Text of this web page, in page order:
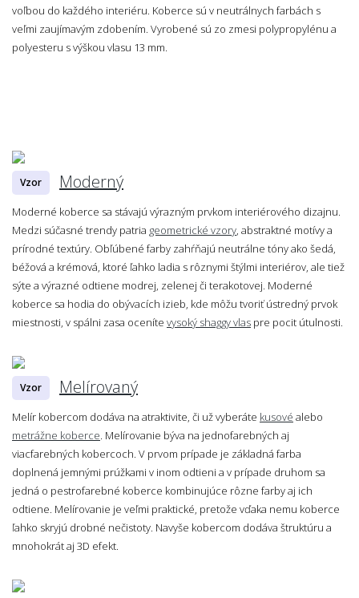
voľbou do každého interiéru. Koberce sú v neutrálnych farbách s
veľmi zaujímavým zdobením. Vyrobené sú zo zmesi polypropylénu a
polyesteru s výškou vlasu 13 mm.
Vzor Moderný
Moderné koberce sa stávajú výrazným prvkom interiérového dizajnu.
Medzi súčasné trendy patria geometrické vzory , abstraktné motívy a
prírodné textúry. Obľúbené farby zahŕňajú neutrálne tóny ako šedá,
béžová a krémová, ktoré ľahko ladia s rôznymi štýlmi interiérov, ale tiež
sýte a výrazné odtiene modrej, zelenej či terakotovej. Moderné
koberce sa hodia do obývacích izieb, kde môžu tvoriť ústredný prvok
miestnosti, v spálni zasa oceníte vysoký shaggy vlas pre pocit útulnosti.
Vzor Melírovaný
Melír kobercom dodáva na atraktivite, či už vyberáte kusové alebo
metrážne koberce . Melírovanie býva na jednofarebných aj
viacfarebných kobercoch. V prvom prípade je základná farba
doplnená jemnými prúžkami v inom odtieni a v prípade druhom sa
jedná o pestrofarebné koberce kombinujúce rôzne farby aj ich
odtiene. Melírovanie je veľmi praktické, pretože vďaka nemu koberce
ľahko skryjú drobné nečistoty. Navyše kobercom dodáva štruktúru a
mnohokrát aj 3D efekt.